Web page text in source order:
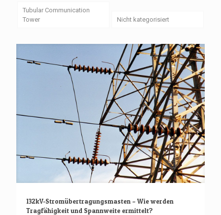
Tubular Communication
Tower
Nicht kategorisiert
132kV-Stromübertragungsmasten – Wie werden
Tragfähigkeit und Spannweite ermittelt?